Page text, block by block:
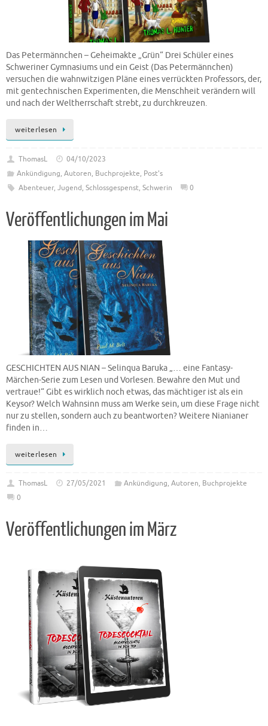
Das Petermännchen – Geheimakte „Grün“ Drei Schüler eines
Schweriner Gymnasiums und ein Geist (Das Petermännchen)
versuchen die wahnwitzigen Pläne eines verrückten Professors, der,
mit gentechnischen Experimenten, die Menschheit verändern will
und nach der Weltherrschaft strebt, zu durchkreuzen.
weiterlesen
ThomasL
04/10/2023
Ankündigung, Autoren, Buchprojekte, Post's
Abenteuer, Jugend, Schlossgespenst, Schwerin 0
Veröffentlichungen im Mai
GESCHICHTEN AUS NIAN – Selinqua Baruka „… eine Fantasy-
Märchen-Serie zum Lesen und Vorlesen. Bewahre den Mut und
vertraue!“ Gibt es wirklich noch etwas, das mächtiger ist als ein
Keysor? Welch Wahnsinn muss am Werke sein, um diese Frage nicht
nur zu stellen, sondern auch zu beantworten? Weitere Nianianer
finden in…
weiterlesen
ThomasL 27/05/2021 Ankündigung, Autoren, Buchprojekte
0
Veröffentlichungen im März